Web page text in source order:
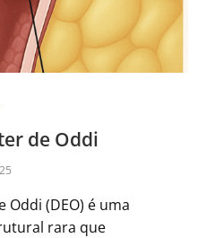
de Oddi
(DEO) é uma
rara que